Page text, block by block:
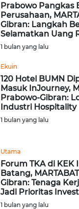
Prabowo Pangkas
Perusahaan,
Gibran: Langkah
Selamatkan Uang
1 bulan yang lalu
Ekuin
120 Hotel BUMN
Masuk InJourney,
Prabowo-Gibran:
Industri Hospitality
1 bulan yang lalu
Utama
Forum TKA di KEK
Batang,
Gibran: Tenaga
Jadi Prioritas
1 bulan yang lalu